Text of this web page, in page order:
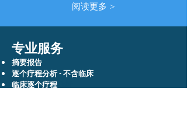
阅读更多 >
专业服务
摘要报告
逐个疗程分析 - 不含临床
临床逐个疗程